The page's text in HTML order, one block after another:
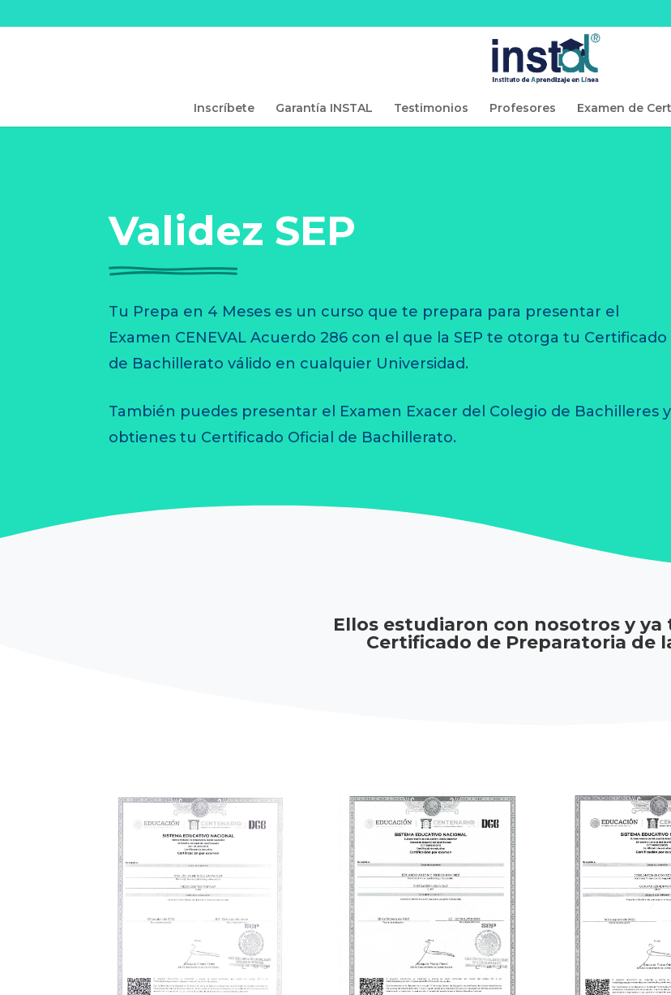
Inscríbete Garantía INSTAL Testimonios Profesores Examen de
Validez SEP
Tu Prepa en 4 Meses es un curso que te prepara para presentar el
Examen CENEVAL Acuerdo 286 con el que la SEP te otorga tu Certificado
de Bachillerato válido en cualquier Universidad.
También puedes presentar el Examen Exacer del Colegio de Bachilleres y
obtienes tu Certificado Oficial de Bachillerato.
Ellos estudiaron con nosotros y ya
Certificado de Preparatoria de